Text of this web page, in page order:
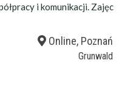
i komunikacji. Zajęc
Online, Poznań
Grunwald